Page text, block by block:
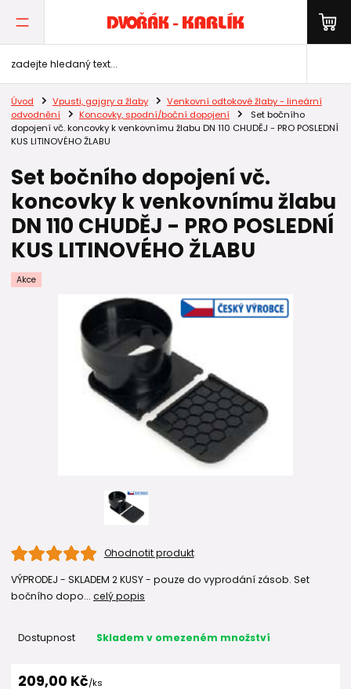
Úvod Vpusti, gajgry a žlaby
Venkovní odtokové žlaby - lineární
odvodnění
Koncovky, spodní/boční dopojení
Set bočního
dopojení vč. koncovky k venkovnímu žlabu DN 110 CHUDĚJ - PRO POSLEDNÍ
KUS LITINOVÉHO ŽLABU
Set bočního dopojení vč.
koncovky k venkovnímu žlabu
DN 110 CHUDĚJ - PRO POSLEDNÍ
KUS LITINOVÉHO ŽLABU
Akce
Ohodnotit produkt
VÝPRODEJ - SKLADEM 2 KUSY - pouze do vyprodání zásob. Set
bočního dopo... celý popis
Dostupnost Skladem v omezeném množství
209,00 Kč/ks